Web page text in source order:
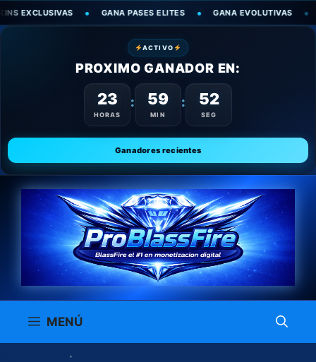
GANA PASES ELITES GANA EVOLUTIVAS GANA
ACTIVO
PROXIMO GANADOR EN:
23
HORAS
: 59
MIN
: 50
SEG
Ganadores recientes
Saltar
contenido
MENÚ